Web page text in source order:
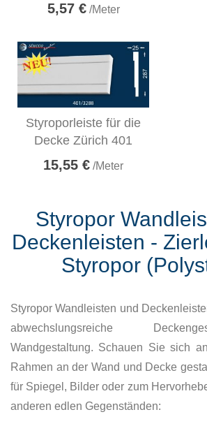
5,57 €/Meter
Styroporleiste für die
Decke Zürich 401
15,55 € /Meter
Styropor
Deckenleisten -
Styropor
Styropor Wandleisten und
abwechslungsreiche
Wandgestaltung. Schauen Sie sich
Rahmen an der Wand und Decke
für Spiegel, Bilder oder zum
anderen edlen Gegenständen: